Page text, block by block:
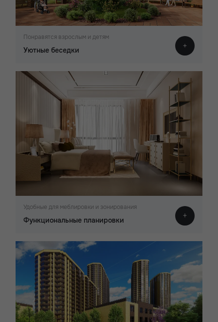
Понравятся взрослым и детям
Уютные беседки
Удобные для меблировки и зонирования
Функциональные планировки